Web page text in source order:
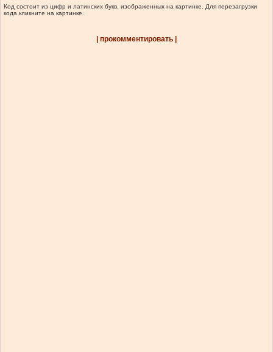
Код состоит из цифр и латинских букв, изображенных на картинке. Для перезагрузки
кода кликните на картинке.
| прокомментировать |